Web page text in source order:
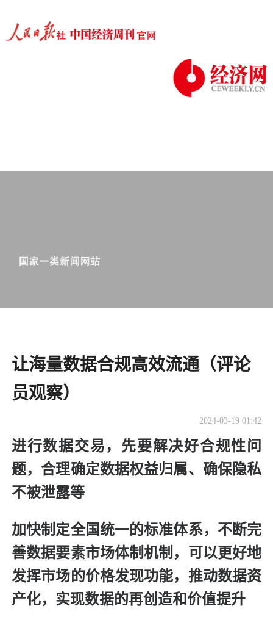
让海量数据合规高效流通（评论
员观察）
2024-03-19 01:42
进行数据交易，先要解决好合规性问
题，合理确定数据权益归属、确保隐私
不被泄露等
加快制定全国统一的标准体系，不断完
善数据要素市场体制机制，可以更好地
发挥市场的价格发现功能，推动数据资
产化，实现数据的再创造和价值提升